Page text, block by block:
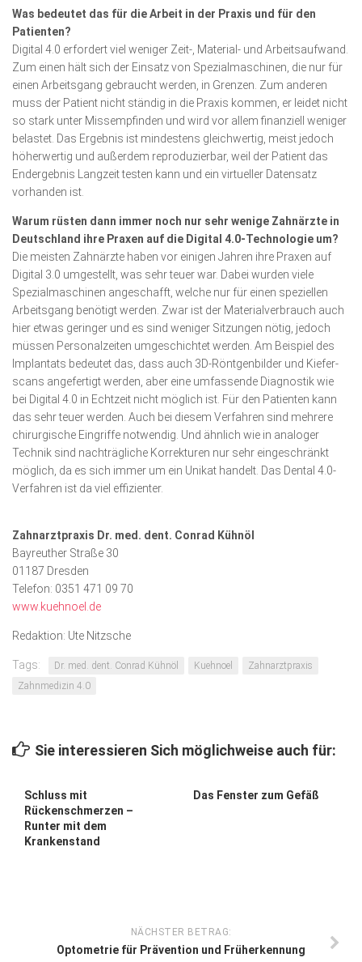
Was bedeutet das für die Arbeit in der Praxis und für den
Patienten?
Digital 4.0 erfordert viel weniger Zeit-, Mate­rial- und Arbeitsaufwand.
Zum einen hält sich der Einsatz von Spezialmaschinen, die nur für
einen Arbeitsgang gebraucht werden, in Grenzen. Zum anderen
muss der Patient nicht ständig in die Praxis kommen, er leidet nicht
so stark unter Missempfinden und wird vor allem finanziell weniger
belastet. Das Ergebnis ist mindestens gleichwertig, meist jedoch
höherwertig und außerdem reproduzierbar, weil der Patient das
Endergebnis Langzeit testen kann und ein virtueller Datensatz
vorhanden ist.
Warum rüsten dann immer noch nur sehr wenige Zahnärzte in
Deutschland ihre Praxen auf die Digital 4.0-Technologie um?
Die meisten Zahnärzte haben vor einigen Jahren ihre Praxen auf
Digital 3.0 umgestellt, was sehr teuer war. Dabei wurden viele
Spezialmaschinen angeschafft, welche nur für einen speziellen
Arbeitsgang benötigt werden. Zwar ist der Materialverbrauch auch
hier etwas geringer und es sind weniger Sitzungen nötig, jedoch
müssen Personalzeiten umgeschichtet werden. Am Beispiel des
Implantats bedeutet das, dass auch 3D-Röntgenbilder und Kiefer­
scans angefertigt werden, aber eine umfassende Diagnostik wie
bei Digital 4.0 in Echtzeit nicht möglich ist. Für den Patienten kann
das sehr teuer werden. Auch bei diesem Verfahren sind mehrere
chirurgische Eingriffe notwendig. Und ähnlich wie in analoger
Technik sind nachträgliche Korrekturen nur sehr eingeschränkt
möglich, da es sich immer um ein Unikat handelt. Das Dental 4.0-
Verfahren ist da viel effizienter.
Zahnarztpraxis Dr. med. dent. Conrad Kühnöl
Bayreuther Straße 30
01187 Dresden
Telefon: 0351 471 09 70
www.kuehnoel.de
Redaktion: Ute Nitzsche
Tags: Dr. med. dent. Conrad Kühnöl Kuehnoel
Zahnarztpraxis
Zahnmedizin 4.0
Sie interessieren Sich möglichweise auch für:
Schluss mit
Rückenschmerzen –
Runter mit dem
Krankenstand
Das Fenster zum Gefäß
NÄCHSTER BETRAG:
Optometrie für Prävention und Früherkennung